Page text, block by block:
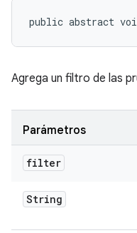
public abstract
Agrega un filtro de las
Parámetros
filter
String